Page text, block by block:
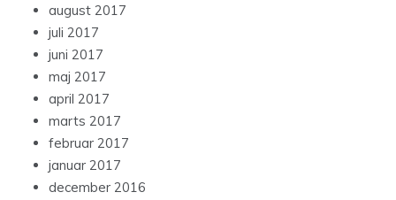
august 2017
juli 2017
juni 2017
maj 2017
april 2017
marts 2017
februar 2017
januar 2017
december 2016